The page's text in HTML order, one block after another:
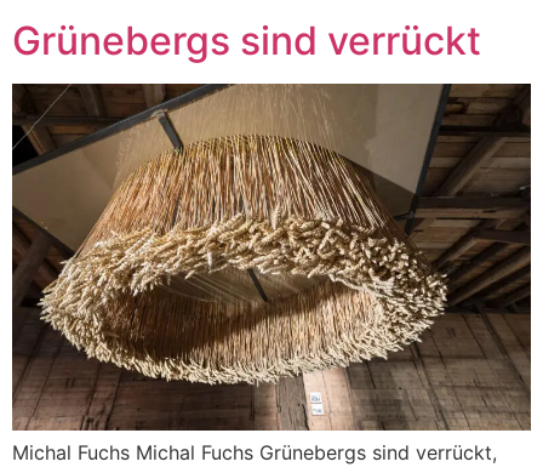
Grünebergs sind verrückt
Michal Fuchs Michal Fuchs Grünebergs sind verrückt,